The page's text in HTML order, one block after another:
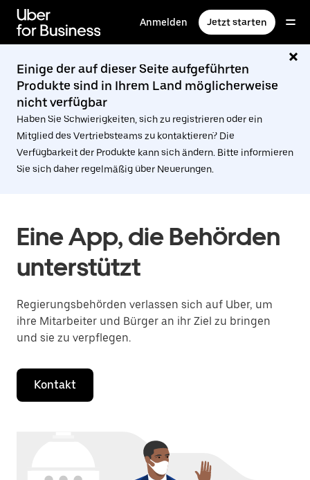
zum
Hauptinhalt
Anmelden Jetzt starten
Einige der auf dieser Seite aufgeführten
Produkte sind in Ihrem Land möglicherweise
nicht verfügbar
Haben Sie Schwierigkeiten, sich zu registrieren oder ein
Mitglied des Vertriebsteams zu kontaktieren? Die
Verfügbarkeit der Produkte kann sich ändern. Bitte informieren
Sie sich daher regelmäßig über Neuerungen.
Eine App, die Behörden
unterstützt
Regierungsbehörden verlassen sich auf Uber, um
ihre Mitarbeiter und Bürger an ihr Ziel zu bringen
und sie zu verpflegen.
Kontakt